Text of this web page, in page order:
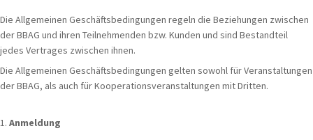
Die Allgemeinen Geschäftsbedingungen regeln die Beziehungen zwischen
der BBAG und ihren Teilnehmenden bzw. Kunden und sind Bestandteil
jedes Vertrages zwischen ihnen.
Die Allgemeinen Geschäftsbedingungen gelten sowohl für Veranstaltungen
der BBAG, als auch für Kooperationsveranstaltungen mit Dritten.
Anmeldung